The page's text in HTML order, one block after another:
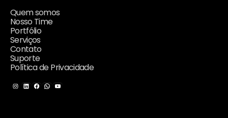
Quem somos
Nosso Time
Portfólio
Serviços
Contato
Suporte
Política de Privacidade
Instagram
LinkedIn
Facebook
WhatsApp
Youtube